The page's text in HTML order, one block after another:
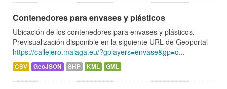
Contenedores para envases y plásticos
Ubicación de los contenedores para envases y plásticos.
Previsualización disponible en la siguiente URL de Geoportal
https://callejero.malaga.eu/?gplayers=envase&gp=o...
CSV GeoJSON SHP KML GML